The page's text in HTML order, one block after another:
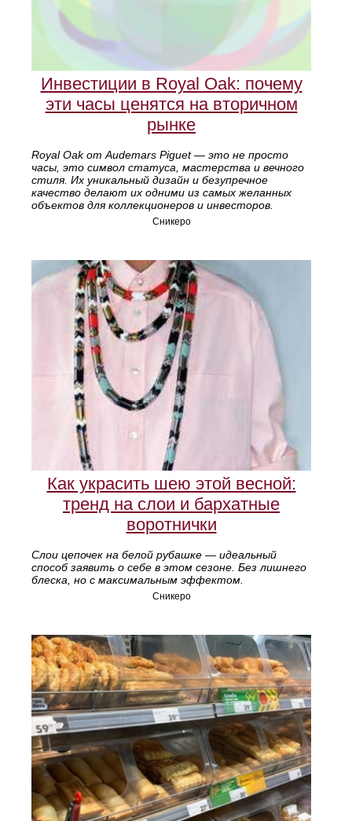
Инвестиции в Royal Oak: почему
эти часы ценятся на вторичном
рынке
Royal Oak от Audemars Piguet — это не просто
часы, это символ статуса, мастерства и вечного
стиля. Их уникальный дизайн и безупречное
качество делают их одними из самых желанных
объектов для коллекционеров и инвесторов.
Сникеро
Как украсить шею этой весной:
тренд на слои и бархатные
воротнички
Слои цепочек на белой рубашке — идеальный
способ заявить о себе в этом сезоне. Без лишнего
блеска, но с максимальным эффектом.
Сникеро